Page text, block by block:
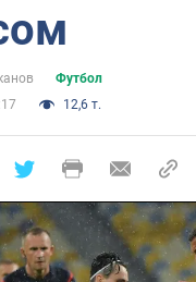
Футбол
12,6 т.